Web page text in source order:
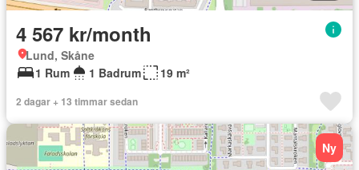
4 567 kr/month
Lund, Skåne
1 Rum
1 Badrum 19 m²
2 dagar + 13 timmar sedan
Ny